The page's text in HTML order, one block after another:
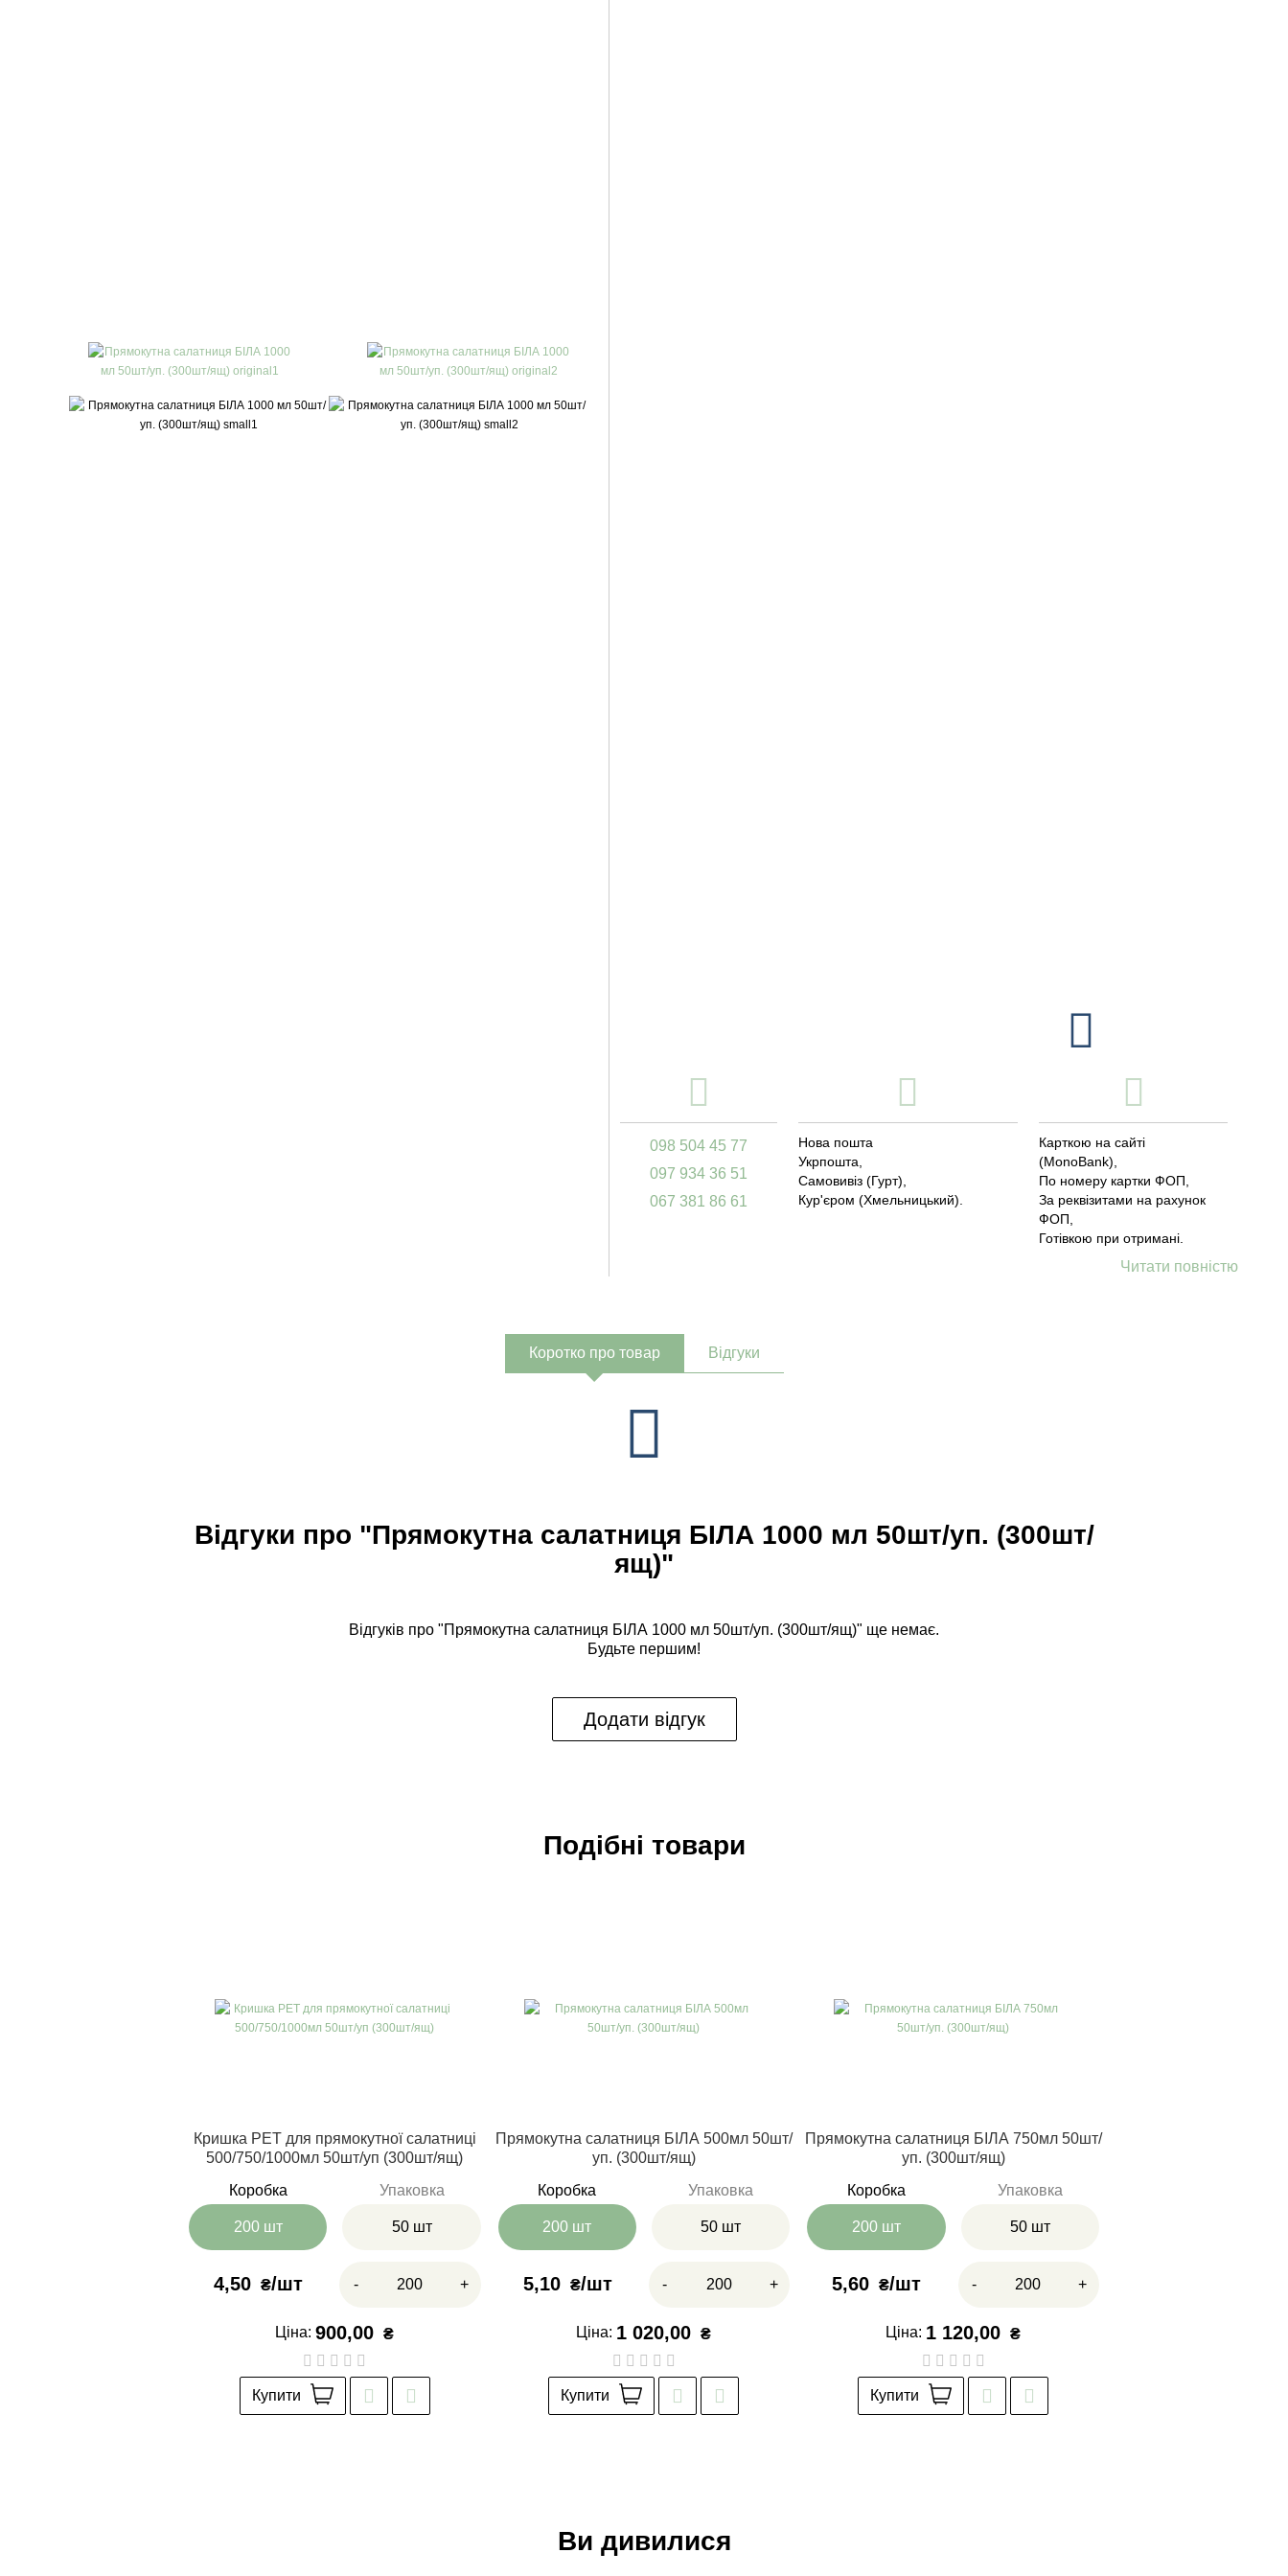
098 504 45 77
097 934 36 51
067 381 86 61
Нова пошта
Укрпошта,
Самовивіз (Гурт),
Кур'єром (Хмельницький).
Карткою на сайті
(MonoBank),
По номеру картки ФОП,
За реквізитами на рахунок
ФОП,
Готівкою при отримані.
Читати повністю
Коротко про товар Відгуки
Відгуки про "Прямокутна салатниця БІЛА 1000 мл 50шт/уп. (300шт/
ящ)"
Відгуків про "Прямокутна салатниця БІЛА 1000 мл 50шт/уп. (300шт/ящ)" ще немає.
Будьте першим!
Додати відгук
Подібні товари
Кришка РЕТ для прямокутної салатниці
500/750/1000мл 50шт/уп (300шт/ящ)
Коробка
200 шт
Упаковка
50 шт
4,50 ₴ - +
Ціна: 900,00 ₴
Купити
Прямокутна салатниця БІЛА 500мл 50шт/
уп. (300шт/ящ)
Коробка
200 шт
Упаковка
50 шт
5,10 ₴ - +
Ціна: 1 020,00 ₴
Купити
Прямокутна салатниця БІЛА 750мл 50шт/
уп. (300шт/ящ)
Коробка
200 шт
Упаковка
50 шт
5,60 ₴ - +
Ціна: 1 120,00 ₴
Купити
Ви дивилися